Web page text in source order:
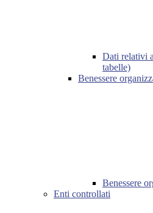
Dati relativi
tabelle)
Benessere
Benessere
Enti controllati